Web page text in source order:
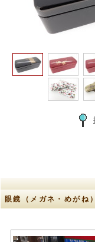
眼鏡（メガネ・めがね